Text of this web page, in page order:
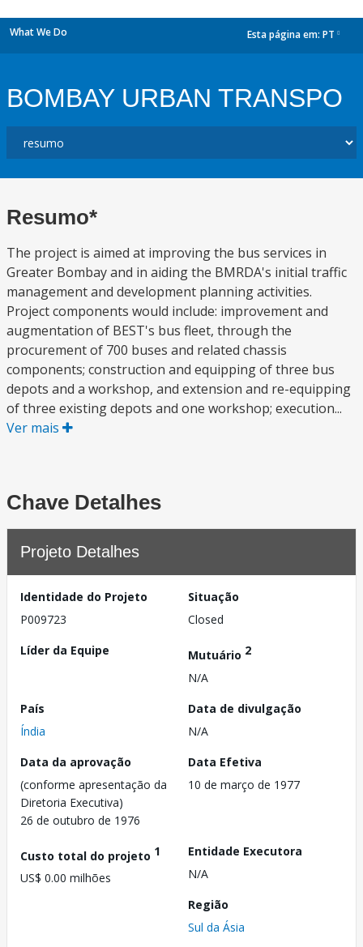
What We Do Esta página em: PT
BOMBAY URBAN TRANSPO
Resumo*
The project is aimed at improving the bus services in
Greater Bombay and in aiding the BMRDA's initial traffic
management and development planning activities.
Project components would include: improvement and
augmentation of BEST's bus fleet, through the
procurement of 700 buses and related chassis
components; construction and equipping of three bus
depots and a workshop, and extension and re-equipping
of three existing depots and one workshop; execution...
Ver mais
Chave Detalhes
Projeto Detalhes
Identidade do Projeto
P009723
Situação
Closed
Líder da Equipe
Mutuário 2
N/A
País
Índia
Data de divulgação
N/A
Data da aprovação
(conforme apresentação da
Diretoria Executiva)
26 de outubro de 1976
Data Efetiva
10 de março de 1977
Custo total do projeto 1
US$ 0.00 milhões
Entidade Executora
N/A
Região
Sul da Ásia